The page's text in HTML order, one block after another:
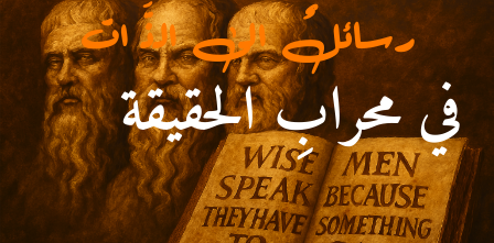
في محرابِ الحقيقة
علي بن أبي طالب)
رسائلٌ الى الذَّ ات